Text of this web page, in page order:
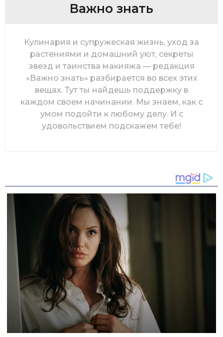
Важно знать
Кулинария и супружеская жизнь, уход за
растениями и домашний уют, секреты
звезд и таинства макияжа — редакция
«Важно знать» разбирается во всех этих
вещах. Тут ты найдешь поддержку в
каждом своем начинании. Мы знаем, как с
умом подойти к любому делу. И с
удовольствием подскажем тебе!